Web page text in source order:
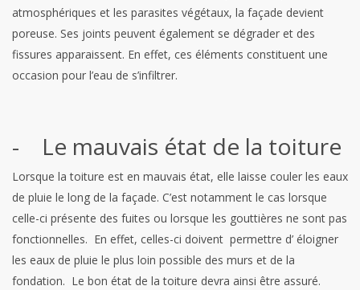
atmosphériques et les parasites végétaux, la façade devient
poreuse. Ses joints peuvent également se dégrader et des
fissures apparaissent. En effet, ces éléments constituent une
occasion pour l’eau de s’infiltrer.
- Le mauvais état de la toiture
Lorsque la toiture est en mauvais état, elle laisse couler les eaux
de pluie le long de la façade. C’est notamment le cas lorsque
celle-ci présente des fuites ou lorsque les gouttières ne sont pas
fonctionnelles. En effet, celles-ci doivent permettre d’ éloigner
les eaux de pluie le plus loin possible des murs et de la
fondation. Le bon état de la toiture devra ainsi être assuré.